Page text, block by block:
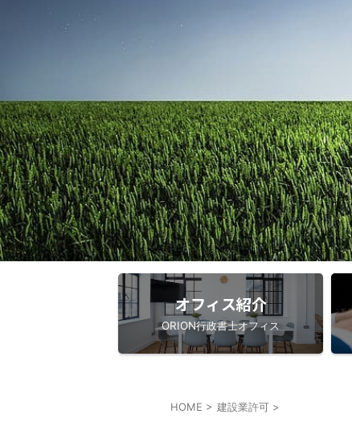
オフィス紹介
ORION行政書士オフィス
HOME > 建設業許可 >